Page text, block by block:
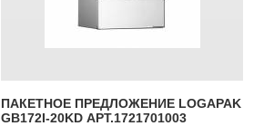
ПАКЕТНОЕ ПРЕДЛОЖЕНИЕ LOGAPAK
GB172I-20KD АРТ.1721701003